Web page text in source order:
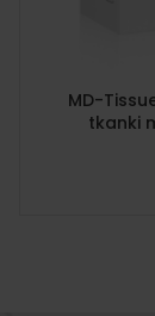
MD-
tkanki